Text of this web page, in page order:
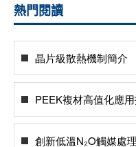
熱門閱讀
晶片級散熱機制簡介
PEEK複材高值化應
創新低溫N₂O觸媒處